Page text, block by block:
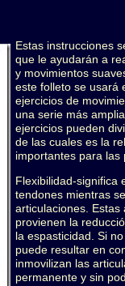
Estas instrucciones
que le ayudarán a
y movimientos
este folleto se usará
ejercicios de
una serie más
ejercicios pueden
de las cuales es la
importantes para las
Flexibilidad-significa
tendones mientras
articulaciones. Estas
provienen la
la espasticidad. Si
puede resultar en
inmovilizan las
permanente y sin